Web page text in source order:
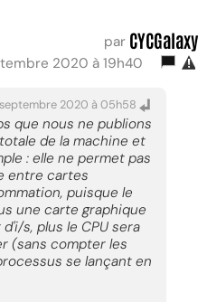
par CYCGalaxy
2020 à 19h40
2020 à 05h58
que nous ne publions
de la machine et
: elle ne permet pas
entre cartes
puisque le
une carte graphique
s, plus le CPU sera
(sans compter les
se lançant en